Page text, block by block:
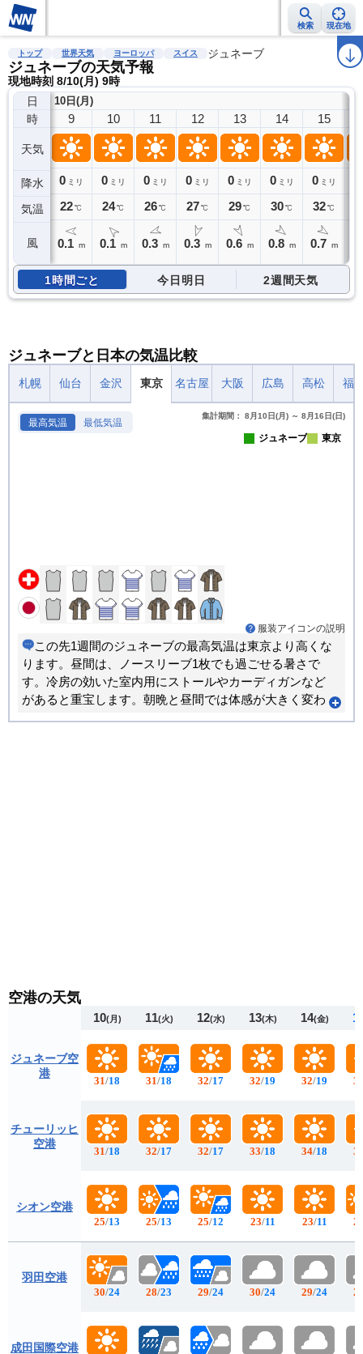
検索 現在地
雨雲レーダー 台風情報 地震情報 警報・注意報 ラ
トップ 世界天気 ヨーロッパ スイス ジュネーブ
ジュネーブの天気予報
現地時刻 8/10(月) 9時
日
時
天気
降水
気温
風
10日(月)
9
0 ミリ
22℃
0.1 m
10
0 ミリ
24℃
0.1 m
11
0 ミリ
26℃
0.3 m
12
0 ミリ
27℃
0.3 m
13
0 ミリ
29℃
0.6 m
14
0 ミリ
30℃
0.8 m
15
0 ミリ
32℃
0.7 m
1時間ごと 今日明日 2週間天気
ジュネーブと日本の気温比較
札幌 仙台 金沢 東京 名古屋 大阪 広島 高松 福
最高気温 最低気温
集計期間： 8月10日(月) ～ 8月16日(日)
ジュネーブ 東京
服装アイコンの説明
この先1週間のジュネーブの最高気温は東京より高くな
ります。昼間は、ノースリーブ1枚でも過ごせる暑さで
す。冷房の効いた室内用にストールやカーディガンなど
があると重宝します。朝晩と昼間では体感が大きく変わ
空港の天気
ジュネーブ空
港
チューリッヒ
空港
シオン空港
羽田空港
成田国際空港
10(月)
31/18
31/18
25/13
30/24
11(火)
31/18
32/17
25/13
28/23
12(水)
32/17
32/17
25/12
29/24
13(木)
32/19
33/18
23/11
30/24
14(金)
32/19
34/18
23/11
29/24